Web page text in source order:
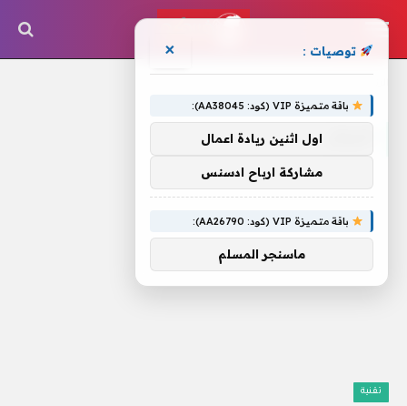
تقنية
توصيات : ×
باقة متميزة VIP (كود: AA38045):
اول اثنين ريادة اعمال
مشاركة ارباح ادسنس
باقة متميزة VIP (كود: AA26790):
ماسنجر المسلم